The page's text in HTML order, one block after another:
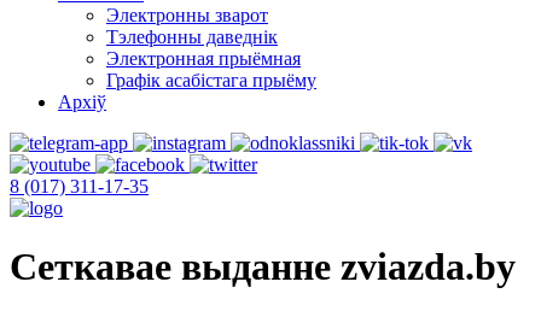
Электронны зварот
Тэлефонны даведнік
Электронная прыёмная
Графік асабістага прыёму
Архіў
8 (017) 311-17-35
Сеткавае выданне zviazda.by